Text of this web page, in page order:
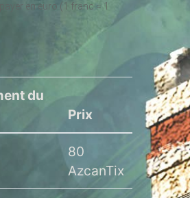
en euro (1 franc = 1
du
Prix
80
AzcanTix